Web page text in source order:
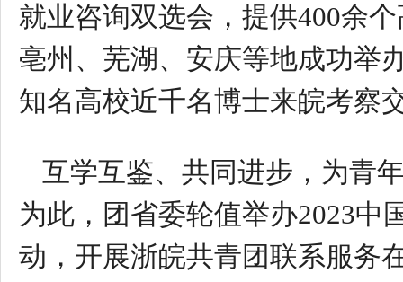
就业咨询双选会，提供400余
亳州、芜湖、安庆等地成功举
知名高校近千名博士来皖考察
互学互鉴、共同进步，为青
为此，团省委轮值举办2023中
动，开展浙皖共青团联系服务